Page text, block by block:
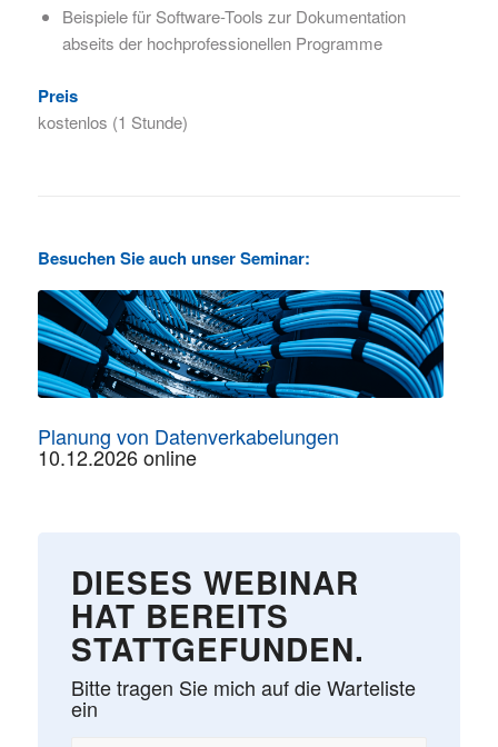
Beispiele für Software-Tools zur Dokumentation
abseits der hochprofessionellen Programme
Preis
kostenlos (1 Stunde)
Besuchen Sie auch unser Seminar:
Planung von Datenverkabelungen
10.12.2026 online
DIESES WEBINAR
HAT BEREITS
STATTGEFUNDEN.
Bitte tragen Sie mich auf die Warteliste
ein